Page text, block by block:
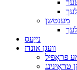
מענטשן
נייַעס
וועגן אונדז
פּראָפיל
טראַינינג